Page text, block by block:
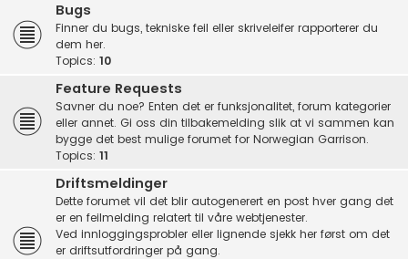
Bugs
Finner du bugs, tekniske feil eller skriveleifer rapporterer du
dem her.
Topics: 10
Feature Requests
Savner du noe? Enten det er funksjonalitet, forum kategorier
eller annet. Gi oss din tilbakemelding slik at vi sammen kan
bygge det best mulige forumet for Norwegian Garrison.
Topics: 11
Driftsmeldinger
Dette forumet vil det blir autogenerert en post hver gang det
er en feilmelding relatert til våre webtjenester.
Ved innloggingsprobler eller lignende sjekk her først om det
er driftsutfordringer på gang.